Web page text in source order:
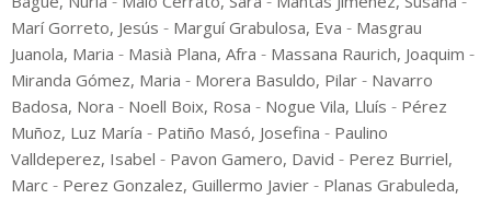
Marí Gorreto, Jesús - Marguí Grabulosa, Eva - Masgrau
Juanola, Maria - Masià Plana, Afra - Massana Raurich, Joaquim -
Miranda Gómez, Maria - Morera Basuldo, Pilar - Navarro
Badosa, Nora - Noell Boix, Rosa - Nogue Vila, Lluís - Pérez
Muñoz, Luz María - Patiño Masó, Josefina - Paulino
Valldeperez, Isabel - Pavon Gamero, David - Perez Burriel,
Marc - Perez Gonzalez, Guillermo Javier - Planas Grabuleda,